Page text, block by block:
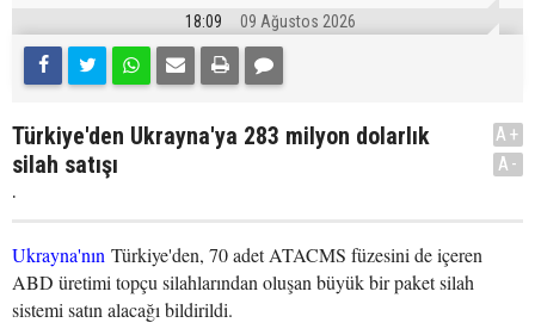
18:09 09 Ağustos 2026
Türkiye'den Ukrayna'ya 283 milyon dolarlık
silah satışı
.
A+
A-
Ukrayna'nın Türkiye'den, 70 adet ATACMS füzesini de içeren
ABD üretimi topçu silahlarından oluşan büyük bir paket silah
sistemi satın alacağı bildirildi.